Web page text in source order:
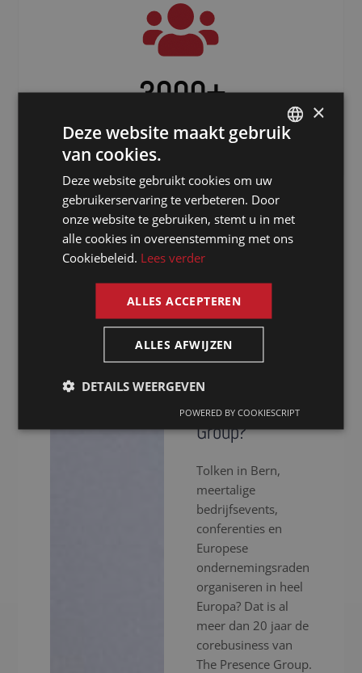
3000+
Freelancers verspreid over de hele
wereld
Waarom kiezen
voor een tolk
in Bern via The
Presence
Group?
Tolken in Bern,
meertalige
bedrijfsevents,
conferenties en
Europese
ondernemingsraden
organiseren in heel
Europa? Dat is al
meer dan 20 jaar de
corebusiness van
The Presence Group.
FRENCH
×
Deze website maakt gebruik
van cookies.
Deze website gebruikt cookies om uw
gebruikerservaring te verbeteren. Door
onze website te gebruiken, stemt u in met
alle cookies in overeenstemming met ons
Cookiebeleid. Lees verder
ALLES ACCEPTEREN
ALLES AFWIJZEN
DETAILS WEERGEVEN
POWERED BY COOKIESCRIPT